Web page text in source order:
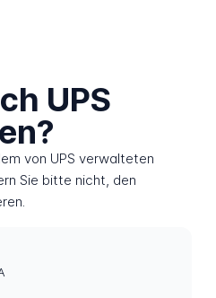
UPS
von UPS verwalteten
Sie bitte nicht, den